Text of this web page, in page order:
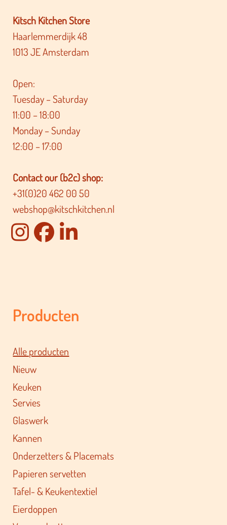
Kitsch Kitchen Store
Haarlemmerdijk 48
1013 JE Amsterdam
Open:
Tuesday – Saturday
11:00 – 18:00
Monday – Sunday
12:00 – 17:00
Contact our (b2c) shop:
+31(0)20 462 00 50
webshop@kitschkitchen.nl
Producten
Alle producten
Nieuw
Keuken
Servies
Glaswerk
Kannen
Onderzetters & Placemats
Papieren servetten
Tafel- & Keukentextiel
Eierdoppen